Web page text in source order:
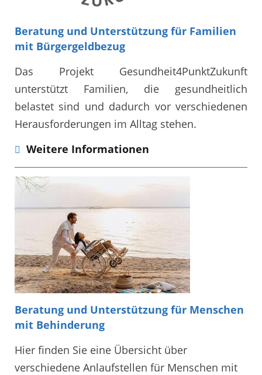
Beratung und Unterstützung für Familien
mit Bürgergeldbezug
Das Projekt Gesundheit4PunktZukunft
unterstützt Familien, die gesundheitlich
belastet sind und dadurch vor verschiedenen
Herausforderungen im Alltag stehen.
Weitere Informationen
Beratung und Unterstützung für Menschen
mit Behinderung
Hier finden Sie eine Übersicht über
verschiedene Anlaufstellen für Menschen mit